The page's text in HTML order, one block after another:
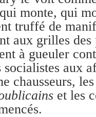
monte, qui
truffé de
aux grilles
à gueuler
aux
chausseurs,
et les